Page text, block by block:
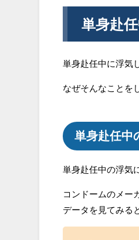
単身赴
単身赴任中に浮気
なぜそんなことを
単身赴任中
単身赴任中の浮気
コンドームのメー
データを見てみる